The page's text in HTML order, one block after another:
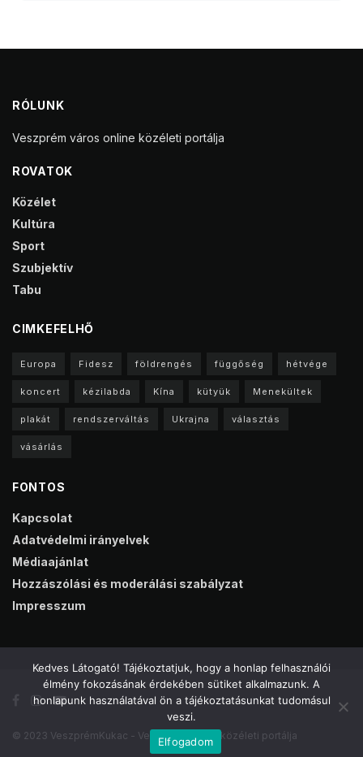
RÓLUNK
Veszprém város online közéleti portálja
ROVATOK
Közélet
Kultúra
Sport
Szubjektív
Tabu
CIMKEFELHŐ
Europa Fidesz földrengés függőség hétvége
koncert kézilabda Kína kütyük Menekültek
plakát rendszerváltás Ukrajna választás
vásárlás
FONTOS
Kapcsolat
Adatvédelmi irányelvek
Médiaajánlat
Hozzászólási és moderálási szabályzat
Impresszum
© 2023 VeszprémKukac - Veszprém online közéleti portálja
Kedves Látogató! Tájékoztatjuk, hogy a honlap felhasználói
élmény fokozásának érdekében sütiket alkalmazunk. A
honlapunk használatával ön a tájékoztatásunkat tudomásul
veszi.
Elfogadom